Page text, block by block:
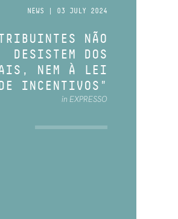
NEWS | 03 JULY 2024
NÃO
DESISTEM DOS
NEM À LEI
INCENTIVOS"
in EXPRESSO